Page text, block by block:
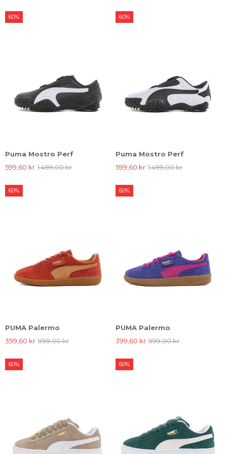
Puma Mostro Perf
599,60 kr 1.499,00 kr
60%
Puma Mostro Perf
599,60 kr 1.499,00 kr
60%
PUMA Palermo
399,60 kr 999,00 kr
60%
PUMA Palermo
399,60 kr 999,00 kr
60%
60% 60%